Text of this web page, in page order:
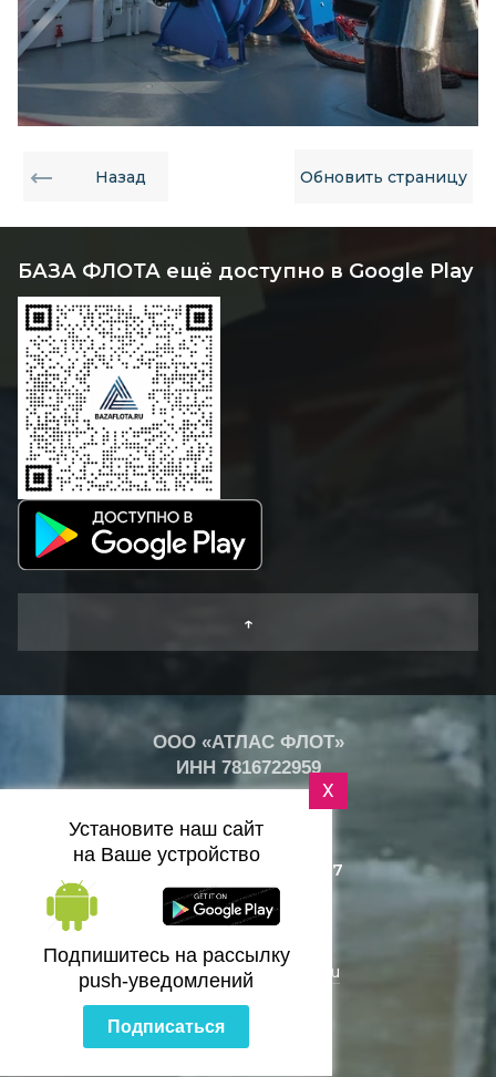
Назад Обновить страницу
БАЗА ФЛОТА ещё доступно в Google Play
↑
ООО «АТЛАС ФЛОТ»
ИНН 7816722959
C
+7 (812) 418-25-77
Санкт-Петербург
zakaz@bazaflota.ru
X
Установите наш сайт
на Ваше устройство
Подпишитесь на рассылку
push-уведомлений
Подписаться